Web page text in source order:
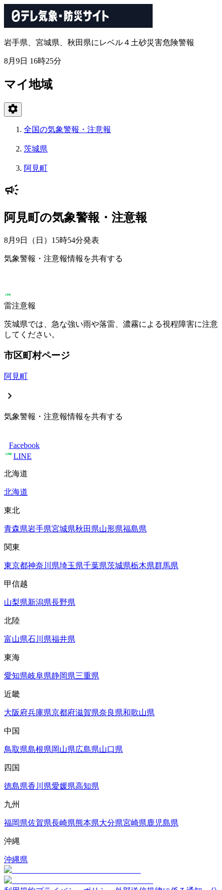
岩手県、宮城県、秋田県にレベル４土砂災害危険警報
8月9日 16時25分
マイ地域
全国の気象警報・注意報
茨城県
阿見町
阿見町の気象警報・注意報
8月9日（日）15時54分発表
気象警報・注意報情報を共有する
雷注意報
茨城県では、急な強い雨や落雷、濃霧による視程障害に注意
してください。
市区町村ページ
阿見町
気象警報・注意報情報を共有する
Facebook
LINE
北海道
北海道
東北
青森県岩手県宮城県秋田県山形県福島県
関東
東京都神奈川県埼玉県千葉県茨城県栃木県群馬県
甲信越
山梨県新潟県長野県
北陸
富山県石川県福井県
東海
愛知県岐阜県静岡県三重県
近畿
大阪府兵庫県京都府滋賀県奈良県和歌山県
中国
鳥取県島根県岡山県広島県山口県
四国
徳島県香川県愛媛県高知県
九州
福岡県佐賀県長崎県熊本県大分県宮崎県鹿児島県
沖縄
沖縄県